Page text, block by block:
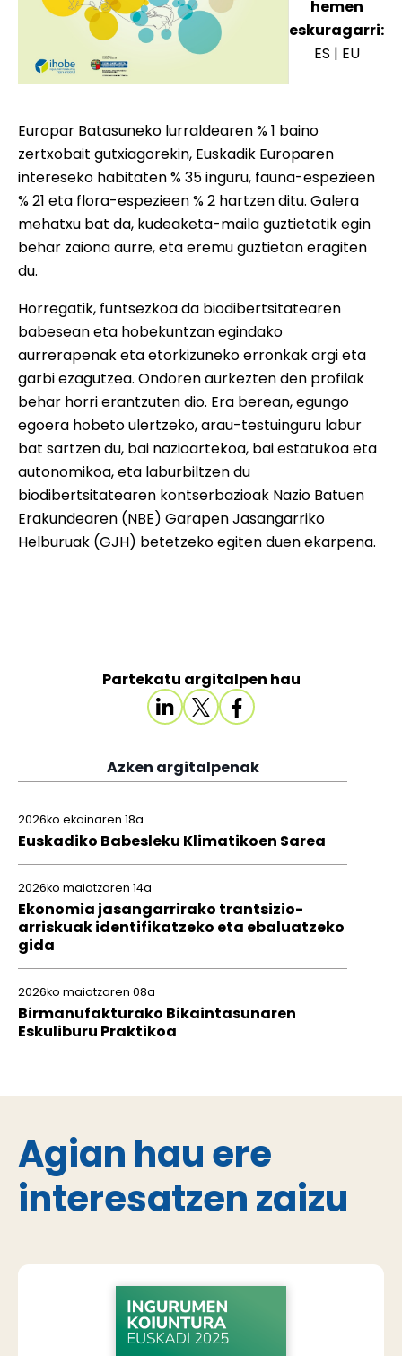
hemen
eskuragarri:
ES | EU
Europar Batasuneko lurraldearen % 1 baino
zertxobait gutxiagorekin, Euskadik Europaren
intereseko habitaten % 35 inguru, fauna-espezieen
% 21 eta flora-espezieen % 2 hartzen ditu. Galera
mehatxu bat da, kudeaketa-maila guztietatik egin
behar zaiona aurre, eta eremu guztietan eragiten
du.
Horregatik, funtsezkoa da biodibertsitatearen
babesean eta hobekuntzan egindako
aurrerapenak eta etorkizuneko erronkak argi eta
garbi ezagutzea. Ondoren aurkezten den profilak
behar horri erantzuten dio. Era berean, egungo
egoera hobeto ulertzeko, arau-testuinguru labur
bat sartzen du, bai nazioartekoa, bai estatukoa eta
autonomikoa, eta laburbiltzen du
biodibertsitatearen kontserbazioak Nazio Batuen
Erakundearen (NBE) Garapen Jasangarriko
Helburuak (GJH) betetzeko egiten duen ekarpena.
Partekatu argitalpen hau
Azken argitalpenak
2026ko ekainaren 18a
Euskadiko Babesleku Klimatikoen Sarea
2026ko maiatzaren 14a
Ekonomia jasangarrirako trantsizio-
arriskuak identifikatzeko eta ebaluatzeko
gida
2026ko maiatzaren 08a
Birmanufakturako Bikaintasunaren
Eskuliburu Praktikoa
Agian hau ere
interesatzen zaizu